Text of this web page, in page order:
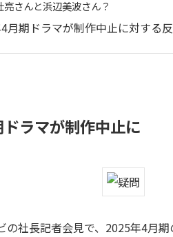
亮さんと浜辺美波さん？
月期ドラマが制作中止に対する
ラマが制作中止に
の社長記者会見で、2025年4月